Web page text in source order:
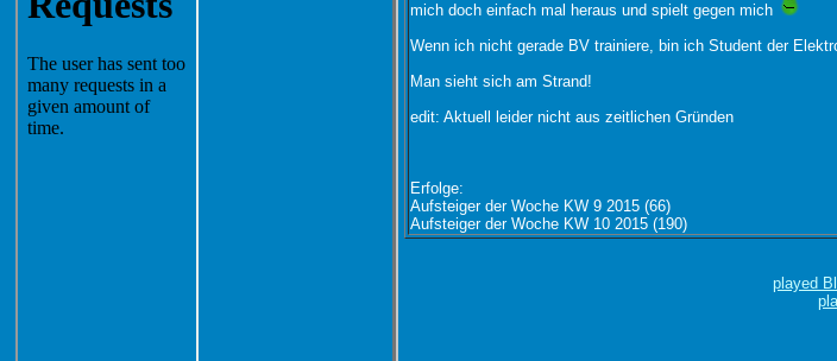
mich doch einfach mal heraus und spielt gegen mich
Wenn ich nicht gerade BV trainiere, bin ich Student der
Man sieht sich am Strand!
edit: Aktuell leider nicht aus zeitlichen Gründen
Erfolge:
Aufsteiger der Woche KW 9 2015 (66)
Aufsteiger der Woche KW 10 2015 (190)
played